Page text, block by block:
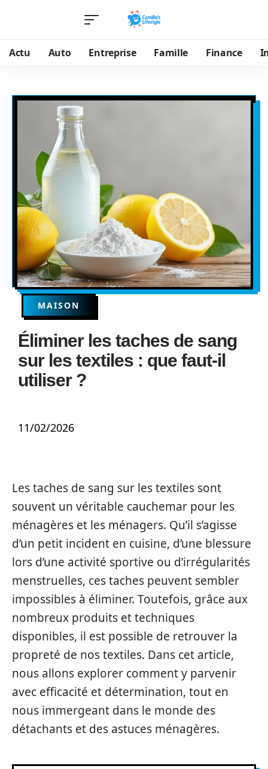
Actu Auto Entreprise Famille Finance
MAISON
Éliminer les taches de sang
sur les textiles : que faut-il
utiliser ?
11/02/2026
Les taches de sang sur les textiles sont
souvent un véritable cauchemar pour les
ménagères et les ménagers. Qu’il s’agisse
d’un petit incident en cuisine, d’une blessure
lors d’une activité sportive ou d’irrégularités
menstruelles, ces taches peuvent sembler
impossibles à éliminer. Toutefois, grâce aux
nombreux produits et techniques
disponibles, il est possible de retrouver la
propreté de nos textiles. Dans cet article,
nous allons explorer comment y parvenir
avec efficacité et détermination, tout en
nous immergeant dans le monde des
détachants et des astuces ménagères.